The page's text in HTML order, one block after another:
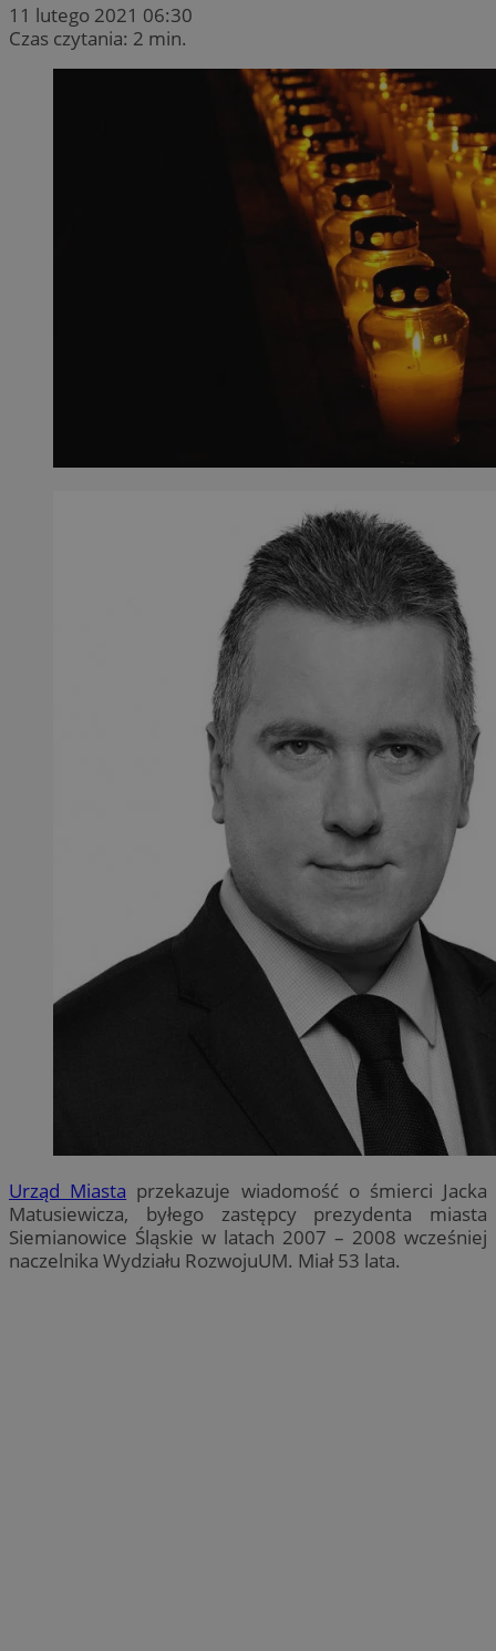
11 lutego 2021 06:30
Czas czytania: 2 min.
Urząd Miasta przekazuje wiadomość o śmierci Jacka
Matusiewicza, byłego zastępcy prezydenta miasta
Siemianowice Śląskie w latach 2007 – 2008 wcześniej
naczelnika Wydziału RozwojuUM. Miał 53 lata.